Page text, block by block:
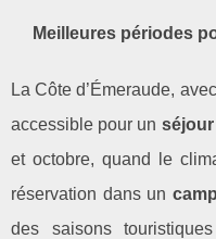
Meilleures périodes
La Côte d’Émeraude,
accessible pour un
et octobre, quand le
réservation dans un
des saisons